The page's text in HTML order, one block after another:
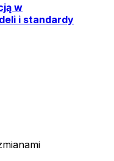
w
i standardy